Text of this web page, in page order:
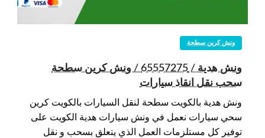
ونش كرين سطحة
ونش هدية / 65557275 / ونش كرين سطحة
سحب نقل انقاذ سيارات
ونش هدية بالكويت سطحة لنقل السيارات بالكويت كرين
سحي سيارات نعمل في ونش سيارات هدية الكويت على
توفير كل مستلزمات العمل الذي يتعلق بسحب و نقل